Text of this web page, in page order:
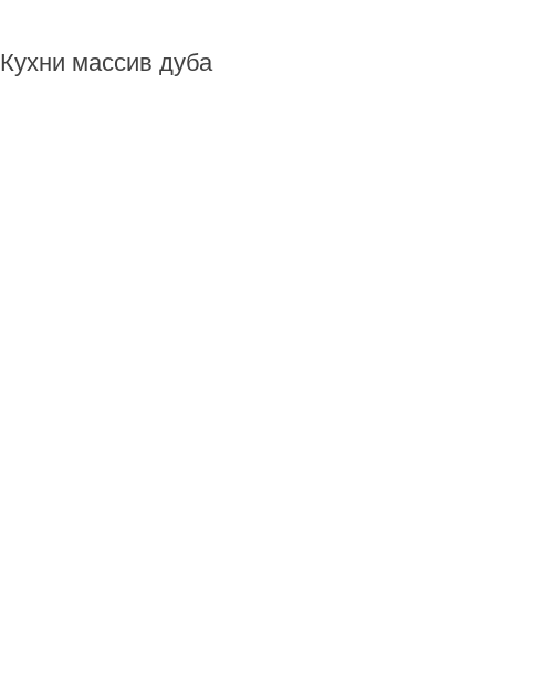
Кухни массив дуба